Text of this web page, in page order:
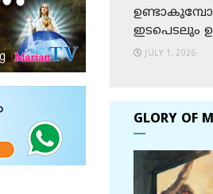
ഇടപെടലും
JULY 1, 2026
GLORY OF